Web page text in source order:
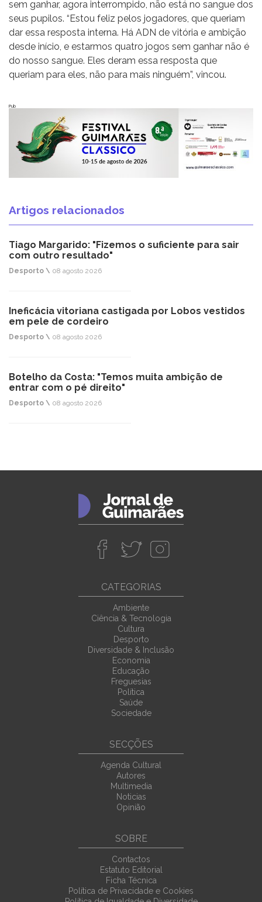
sem ganhar, agora interrompido, não está no sangue dos
seus pupilos. “Estou feliz pelos jogadores, que queriam
dar essa resposta interna. Há ADN de vitória e ambição
desde início, e estarmos quatro jogos sem ganhar não é
do nosso sangue. Eles deram essa resposta que
queriam para eles, não para mais ninguém”, vincou.
Pub
Artigos relacionados
Tiago Margarido: "Fizemos o suficiente para sair
com outro resultado"
Desporto \ 08 agosto 2026
Ineficácia vitoriana castigada por Lobos vestidos
em pele de cordeiro
Desporto \ 08 agosto 2026
Botelho da Costa: "Temos muita ambição de
entrar com o pé direito"
Desporto \ 08 agosto 2026
CATEGORIAS
Ambiente
Ciência & Tecnologia
Cultura
Desporto
Diversidade & Inclusão
Economia
Educação
Freguesias
Política
Saúde
Sociedade
SECÇÕES
Agenda Cultural
Autores
Multimedia
Noticias
Opinião
SOBRE
Contactos
Estatuto Editorial
Ficha Técnica
Política de Privacidade e Cookies